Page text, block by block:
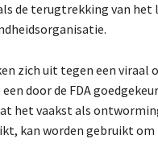
de terugtrekking van het
zich uit tegen een viraal
door de FDA
het vaakst als
kan worden gebruikt om